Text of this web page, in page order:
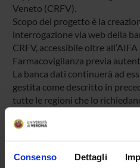
Consenso Dettagli
Veneto (CRFV).
Scopo del progetto è la
interrogazione via web della
CRFV, accessibile oltre
Farmacovigilanza previa
La banca dati continuerà ad
gestita come descritto in
tutte le regioni che lo